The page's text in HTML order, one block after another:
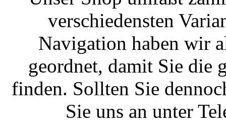
verschiedensten
Navigation haben wir
geordnet, damit Sie die
finden. Sollten Sie
Sie uns an unter